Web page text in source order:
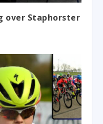
over Staphorster